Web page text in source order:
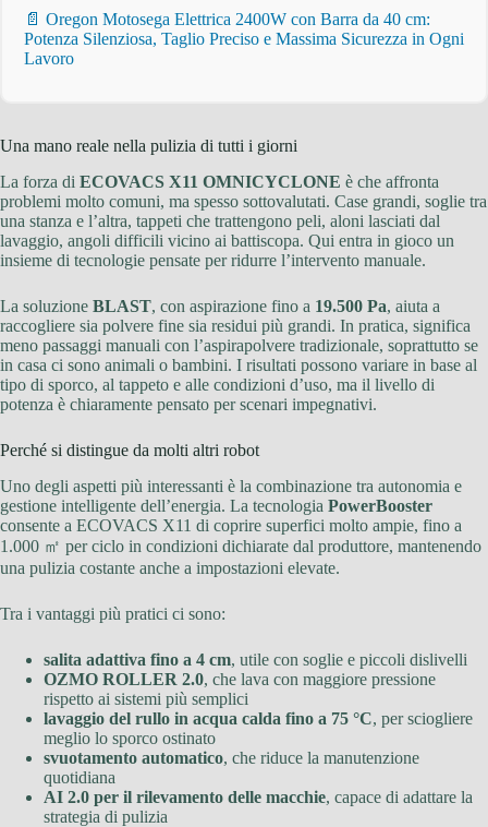
📄 Oregon Motosega Elettrica 2400W con Barra da 40 cm:
Potenza Silenziosa, Taglio Preciso e Massima Sicurezza in Ogni
Lavoro
Una mano reale nella pulizia di tutti i giorni
La forza di ECOVACS X11 OMNICYCLONE è che affronta
problemi molto comuni, ma spesso sottovalutati. Case grandi, soglie tra
una stanza e l’altra, tappeti che trattengono peli, aloni lasciati dal
lavaggio, angoli difficili vicino ai battiscopa. Qui entra in gioco un
insieme di tecnologie pensate per ridurre l’intervento manuale.
La soluzione BLAST, con aspirazione fino a 19.500 Pa, aiuta a
raccogliere sia polvere fine sia residui più grandi. In pratica, significa
meno passaggi manuali con l’aspirapolvere tradizionale, soprattutto se
in casa ci sono animali o bambini. I risultati possono variare in base al
tipo di sporco, al tappeto e alle condizioni d’uso, ma il livello di
potenza è chiaramente pensato per scenari impegnativi.
Perché si distingue da molti altri robot
Uno degli aspetti più interessanti è la combinazione tra autonomia e
gestione intelligente dell’energia. La tecnologia PowerBooster
consente a ECOVACS X11 di coprire superfici molto ampie, fino a
1.000 ㎡ per ciclo in condizioni dichiarate dal produttore, mantenendo
una pulizia costante anche a impostazioni elevate.
Tra i vantaggi più pratici ci sono:
salita adattiva fino a 4 cm, utile con soglie e piccoli dislivelli
OZMO ROLLER 2.0, che lava con maggiore pressione
rispetto ai sistemi più semplici
lavaggio del rullo in acqua calda fino a 75 °C, per sciogliere
meglio lo sporco ostinato
svuotamento automatico, che riduce la manutenzione
quotidiana
AI 2.0 per il rilevamento delle macchie, capace di adattare la
strategia di pulizia